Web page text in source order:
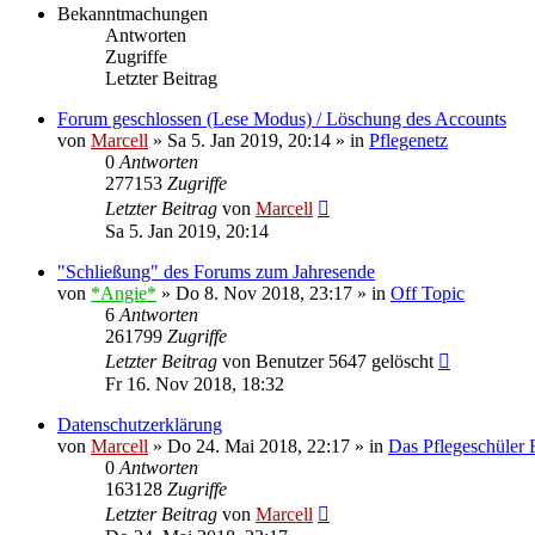
Bekanntmachungen
Antworten
Zugriffe
Letzter Beitrag
Forum geschlossen (Lese Modus) / Löschung des Accounts
von Marcell » Sa 5. Jan 2019, 20:14 » in Pflegenetz
0 Antworten
277153 Zugriffe
Letzter Beitrag von Marcell
Sa 5. Jan 2019, 20:14
"Schließung" des Forums zum Jahresende
von *Angie* » Do 8. Nov 2018, 23:17 » in Off Topic
6 Antworten
261799 Zugriffe
Letzter Beitrag von Benutzer 5647 gelöscht
Fr 16. Nov 2018, 18:32
Datenschutzerklärung
von Marcell » Do 24. Mai 2018, 22:17 » in Das Pflegeschüler
0 Antworten
163128 Zugriffe
Letzter Beitrag von Marcell